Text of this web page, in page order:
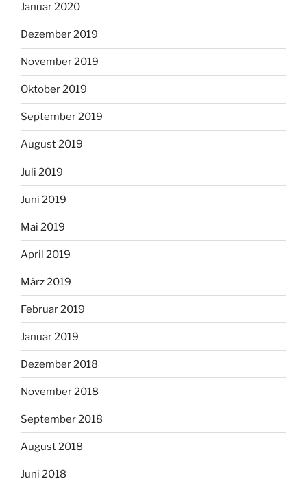
Januar 2020
Dezember 2019
November 2019
Oktober 2019
September 2019
August 2019
Juli 2019
Juni 2019
Mai 2019
April 2019
März 2019
Februar 2019
Januar 2019
Dezember 2018
November 2018
September 2018
August 2018
Juni 2018